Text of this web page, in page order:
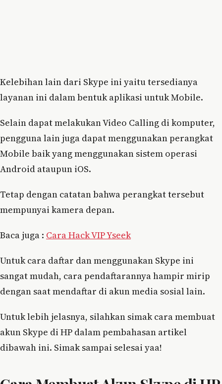
Kelebihan lain dari Skype ini yaitu tersedianya
layanan ini dalam bentuk aplikasi untuk Mobile.
Selain dapat melakukan Video Calling di komputer,
pengguna lain juga dapat menggunakan perangkat
Mobile baik yang menggunakan sistem operasi
Android ataupun iOS.
Tetap dengan catatan bahwa perangkat tersebut
mempunyai kamera depan.
Baca juga : Cara Hack VIP Yseek
Untuk cara daftar dan menggunakan Skype ini
sangat mudah, cara pendaftarannya hampir mirip
dengan saat mendaftar di akun media sosial lain.
Untuk lebih jelasnya, silahkan simak cara membuat
akun Skype di HP dalam pembahasan artikel
dibawah ini. Simak sampai selesai yaa!